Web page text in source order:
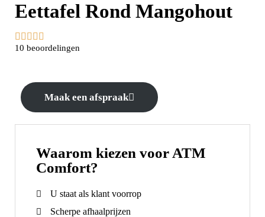
Eettafel Rond Mangohout
    
10 beoordelingen
Maak een afspraak
Waarom kiezen voor ATM
Comfort?
U staat als klant voorrop
Scherpe afhaalprijzen